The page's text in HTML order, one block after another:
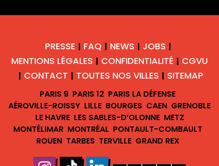
PRESSE | FAQ | NEWS | JOBS |
MENTIONS LÉGALES | CONFIDENTIALITÉ | CGVU
| CONTACT | TOUTES NOS VILLES | SITEMAP
PARIS 9 PARIS 12 PARIS LA DÉFENSE
AÉROVILLE-ROISSY LILLE BOURGES CAEN GRENOBLE
LE HAVRE LES SABLES-D’OLONNE METZ
MONTÉLIMAR MONTRÉAL PONTAULT-COMBAULT
ROUEN TARBES TERVILLE GRAND REX